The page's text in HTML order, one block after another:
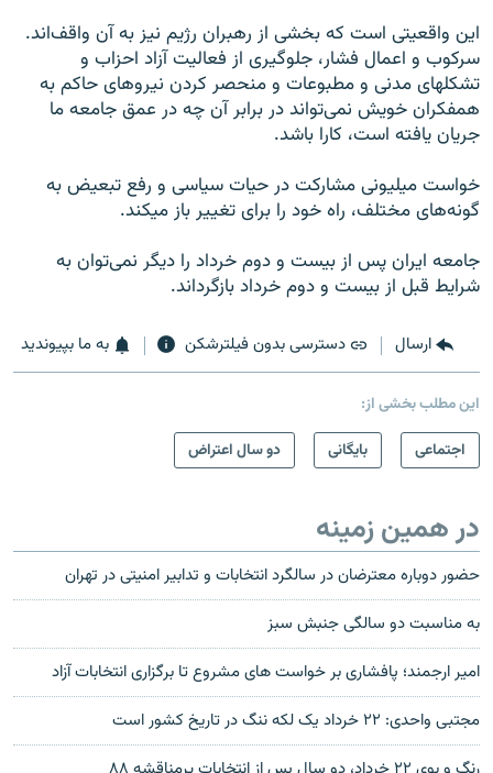
اين واقعيتی است که بخشی از رهبران رژيم نيز به آن واقف‌اند.
سرکوب و اعمال فشار، جلوگيری از فعاليت آزاد احزاب و
تشکل‏های مدنی و مطبوعات و منحصر کردن نيروهای حاکم به
همفکران خويش نمی‌تواند در برابر آن چه در عمق جامعه ما
جريان يافته است، کارا باشد.
خواست ميليونی مشارکت در حيات سياسی و رفع تبعيض به
گونه‌‏های مختلف، راه خود را برای تغيير باز می‏کند.
جامعه ايران پس از بيست و دوم خرداد را ديگر نمی‌توان به
شرايط قبل از بيست و دوم خرداد بازگرداند.
ارسال دسترسی بدون فیلترشکن به ما بپیوندید
این مطلب بخشی از:
اجتماعی
بایگانی دو سال اعتراض
در همین زمینه
حضور دوباره معترضان در سالگرد انتخابات و تدابیر امنیتی در تهران
به مناسبت دو سالگی جنبش سبز
امیر ارجمند؛ پافشاری بر خواست های مشروع تا برگزاری انتخابات آزاد
مجتبی واحدی: ۲۲ خرداد يک لکه ننگ در تاريخ کشور است